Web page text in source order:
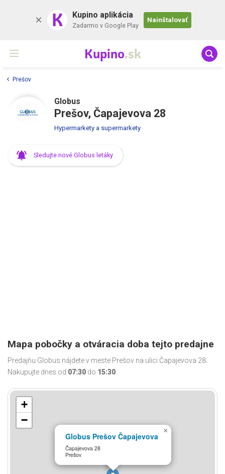
K Kupino aplikácia
Zadarmo v Google Play
Nainštalovať
Kupino.sk
Prešov
Globus
Prešov, Čapajevova 28
Hypermarkety a supermarkety
Sledujte nové Globus letáky
Mapa pobočky a otváracia doba tejto predajne
Predajňu Globus nájdete v meste Prešov na ulici Čapajevova 28.
Nakupujte dnes od 07:30 do 15:30.
Globus Prešov Čapajevova
Čapajevova 28
Prešov
×
+
−